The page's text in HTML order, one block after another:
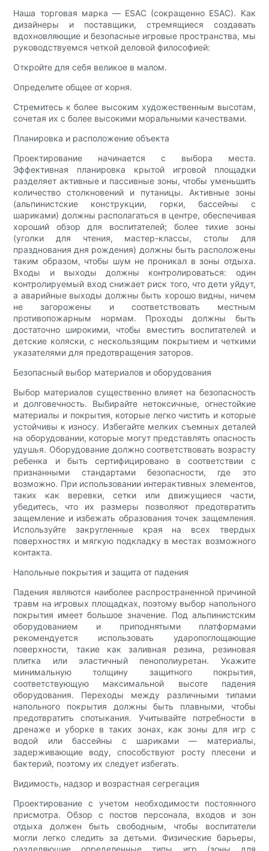
Наша торговая марка — ESAC (сокращенно ESAC). Как
дизайнеры и поставщики, стремящиеся создавать
вдохновляющие и безопасные игровые пространства, мы
руководствуемся четкой деловой философией:
Откройте для себя великое в малом.
Определите общее от корня.
Стремитесь к более высоким художественным высотам,
сочетая их с более высокими моральными качествами.
Планировка и расположение объекта
Проектирование начинается с выбора места.
Эффективная планировка крытой игровой площадки
разделяет активные и пассивные зоны, чтобы уменьшить
количество столкновений и путаницы. Активные зоны
(альпинистские конструкции, горки, бассейны с
шариками) должны располагаться в центре, обеспечивая
хороший обзор для воспитателей; более тихие зоны
(уголки для чтения, мастер-классы, столы для
празднования дня рождения) должны быть расположены
таким образом, чтобы шум не проникал в зоны отдыха.
Входы и выходы должны контролироваться: один
контролируемый вход снижает риск того, что дети уйдут,
а аварийные выходы должны быть хорошо видны, ничем
не загорожены и соответствовать местным
противопожарным нормам. Проходы должны быть
достаточно широкими, чтобы вместить воспитателей и
детские коляски, с нескользящим покрытием и четкими
указателями для предотвращения заторов.
Безопасный выбор материалов и оборудования
Выбор материалов существенно влияет на безопасность
и долговечность. Выбирайте нетоксичные, огнестойкие
материалы и покрытия, которые легко чистить и которые
устойчивы к износу. Избегайте мелких съемных деталей
на оборудовании, которые могут представлять опасность
удушья. Оборудование должно соответствовать возрасту
ребенка и быть сертифицировано в соответствии с
признанными стандартами безопасности, где это
возможно. При использовании интерактивных элементов,
таких как веревки, сетки или движущиеся части,
убедитесь, что их размеры позволяют предотвратить
защемление и избежать образования точек защемления.
Используйте закругленные края на всех твердых
поверхностях и мягкую подкладку в местах возможного
контакта.
Напольные покрытия и защита от падения
Падения являются наиболее распространенной причиной
травм на игровых площадках, поэтому выбор напольного
покрытия имеет большое значение. Под альпинистским
оборудованием и приподнятыми платформами
рекомендуется использовать ударопоглощающие
поверхности, такие как заливная резина, резиновая
плитка или эластичный пенополиуретан. Укажите
минимальную толщину защитного покрытия,
соответствующую максимальной высоте падения
оборудования. Переходы между различными типами
напольного покрытия должны быть плавными, чтобы
предотвратить спотыкания. Учитывайте потребности в
дренаже и уборке в таких зонах, как зоны для игр с
водой или бассейны с шариками — материалы,
задерживающие воду, способствуют росту плесени и
бактерий, поэтому их следует избегать.
Видимость, надзор и возрастная сегрегация
Проектирование с учетом необходимости постоянного
присмотра. Обзор с постов персонала, входов и зон
отдыха должен быть свободным, чтобы воспитатели
могли легко следить за детьми. Физические барьеры,
разделяющие определенные типы игр (зоны для